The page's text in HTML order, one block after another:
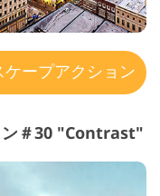
ケープアクション
＃30 "Contrast"